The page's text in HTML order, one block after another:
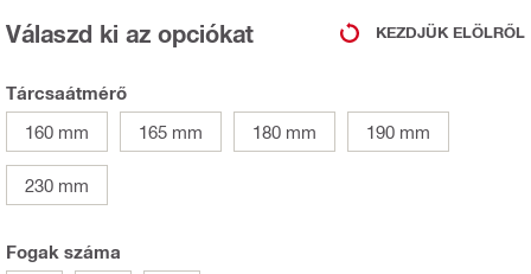
Válaszd ki az opciókat KEZDJÜK ELÖLRŐL
Tárcsaátmérő
160 mm
165 mm 180 mm 190 mm
230 mm
Fogak száma